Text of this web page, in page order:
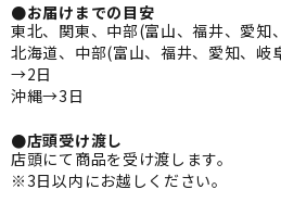
●お届けまでの目安
東北、関東、中部(富山、福井、愛
北海道、中部(富山、福井、愛知、岐
→2日
沖縄→3日
●店頭受け渡し
店頭にて商品を受け渡します。
※3日以内にお越しください。